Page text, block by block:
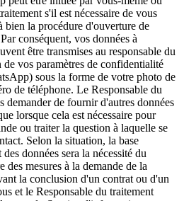
s'il est nécessaire de vous
bien la procédure d'ouverture de
conséquent, vos données à
être transmises au responsable du
vos paramètres de confidentialité
sous la forme de votre photo de
de téléphone. Le Responsable du
demander de fournir d'autres données
lorsque cela est nécessaire pour
ou traiter la question à laquelle se
Selon la situation, la base
données sera la nécessité du
des mesures à la demande de la
la conclusion d'un contrat ou d'un
et le Responsable du traitement